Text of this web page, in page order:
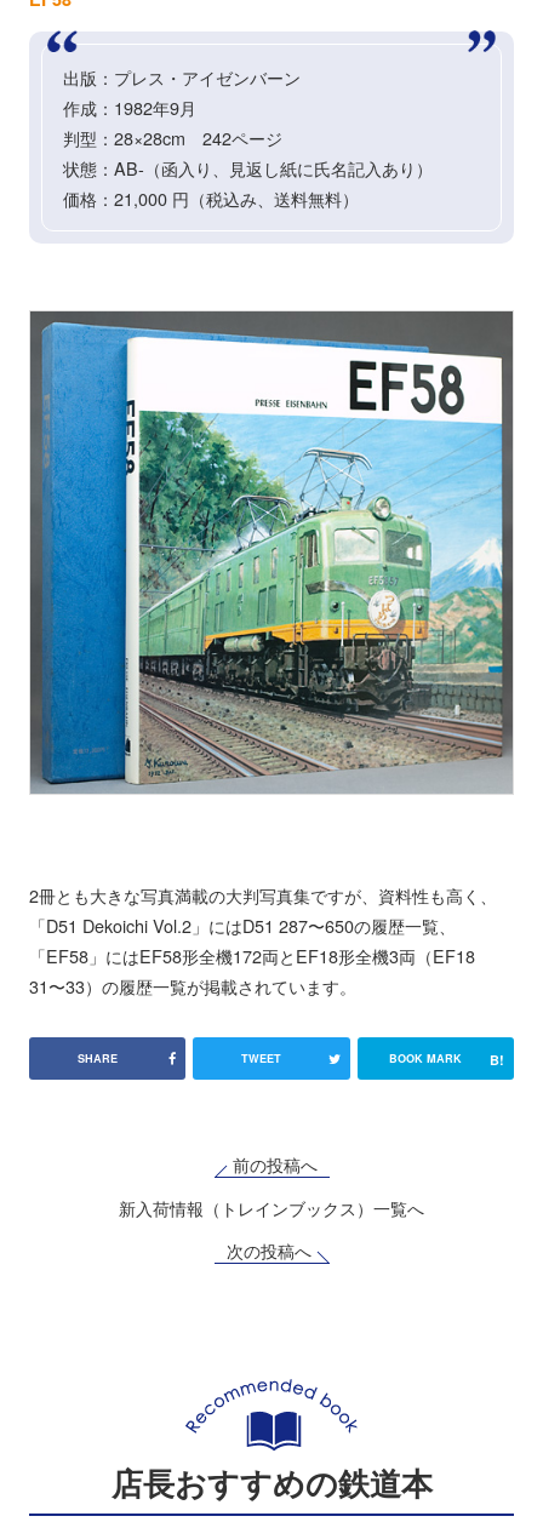
出版：プレス・アイゼンバーン
作成：1982年9月
判型：28×28cm 242ページ
状態：AB-（函入り、見返し紙に氏名記入あり）
価格：21,000 円（税込み、送料無料）
2冊とも大きな写真満載の大判写真集ですが、資料性も高く、
「D51 Dekoichi Vol.2」にはD51 287〜650の履歴一覧、
「EF58」にはEF58形全機172両とEF18形全機3両（EF18
31〜33）の履歴一覧が掲載されています。
SHARE TWEET BOOK MARK B!
前の投稿へ
新入荷情報（トレインブックス）一覧へ
次の投稿へ
店長おすすめの鉄道本